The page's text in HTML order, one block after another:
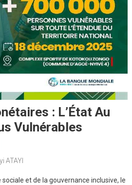
: L’État Au
Vulnérables
ATAYI
et de la gouvernance inclusive, le